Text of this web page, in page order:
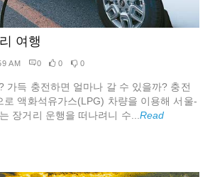
여행
AM 0 0 0
가득 충전하면 얼마나 갈 수 있을까? 충전
로 액화석유가스(LPG) 차량을 이용해 서울-
장거리 운행을 떠나려니 수...Read